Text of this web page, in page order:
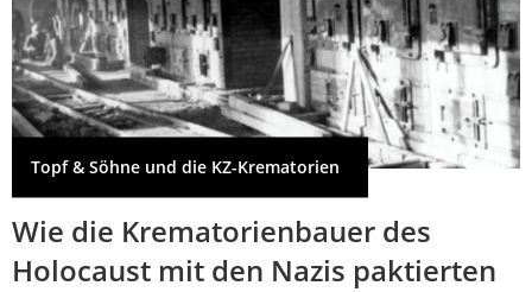
Topf & Söhne und die KZ-Krematorien
Wie die Krematorienbauer des
Holocaust mit den Nazis paktierten